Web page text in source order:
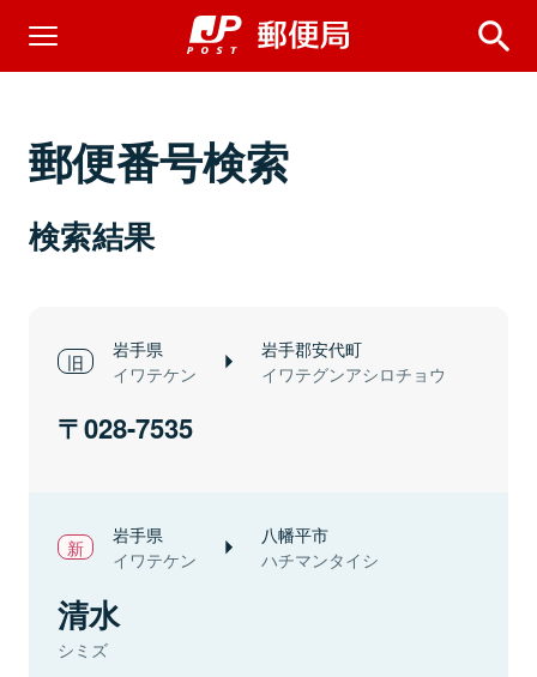
郵便番号検索
検索結果
岩手県
イワテケン
岩手郡安代町
イワテグンアシロチョウ
028-7535
岩手県
イワテケン
八幡平市
ハチマンタイシ
清水
シミズ